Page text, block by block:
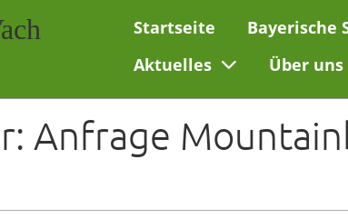
Startseite Bayerische
Aktuelles
Über uns
Anfrage